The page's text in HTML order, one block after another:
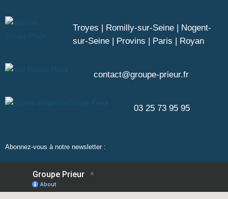
Troyes | Romilly-sur-Seine | Nogent-
sur-Seine | Provins | Paris | Royan
contact@groupe-prieur.fr
03 25 73 95 95
Abonnez-vous à notre newsletter :